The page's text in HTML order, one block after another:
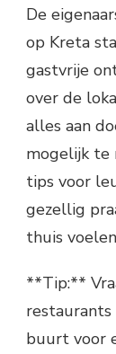
De
op Kreta
gastvrije
over de
alles aan
mogelijk te
tips voor
gezellig
thuis
**Tip:**
restaurants
buurt voor